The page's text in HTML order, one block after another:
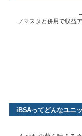
ノマスタと併用で収益
iBSAってどんなユニ